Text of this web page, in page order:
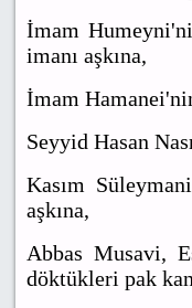
İmam
imanı aşkına,
İmam
Seyyid Hasan
Kasım
aşkına,
Abbas Musavi,
döktükleri pak